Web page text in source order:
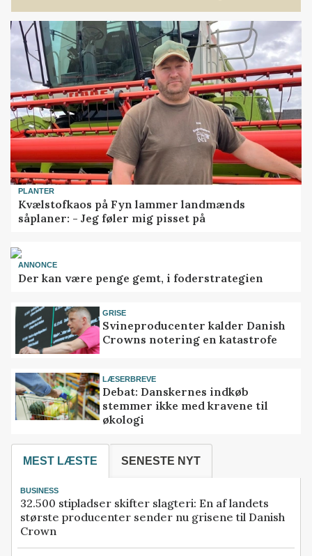
PLANTER
Kvælstofkaos på Fyn lammer landmænds
såplaner: - Jeg føler mig pisset på
ANNONCE
Der kan være penge gemt, i foderstrategien
GRISE
Svineproducenter kalder Danish
Crowns notering en katastrofe
LÆSERBREVE
Debat: Danskernes indkøb
stemmer ikke med kravene til
økologi
MEST LÆSTE SENESTE NYT
BUSINESS
32.500 stipladser skifter slagteri: En af landets
største producenter sender nu grisene til Danish
Crown